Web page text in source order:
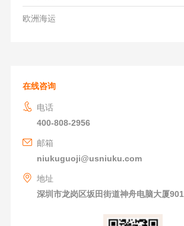
欧洲海运
在线咨询
电话
400-808-2956
邮箱
niukuguoji@usniuku.com
地址
深圳市龙岗区坂田街道神舟电脑大厦901